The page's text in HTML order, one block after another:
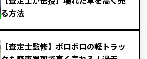
る方法
【査定士監修】ボロボロの軽トラッ